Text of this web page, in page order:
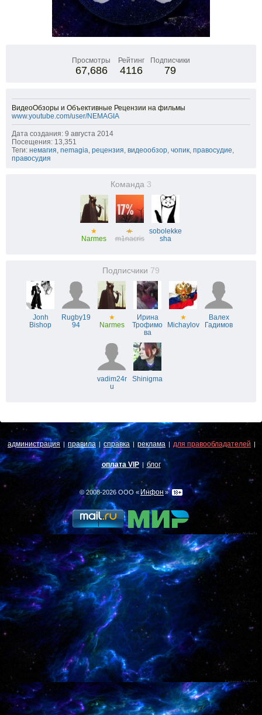
Просмотры
67,686
Рейтинг
4116
Подписчики
79
ВидеоОбзоры и Объективные Рецензии на фильмы
www.youtube.com/user/NEMAGIA
Дата создания: 9 августа 2014
Посещения: 13,351
Теги: немагия, nemagia, рецензия, видеообзор, чопик, правосудие,
правосудия
Команда 3
★
Narmes
★
m1nacris
sobolekke
sha
Подписчики 79
Jonh
Bishop
Rugby19
94
★
Narmes
Ирина
Трофимо
ва
★
Michaylov
Валех
Гадимов
vadim24r
u
Shinigma
администрация| правила | справка | реклама | для правообладателей |
оплата VIP | блог
© 2008-2026 ООО «Инфон»